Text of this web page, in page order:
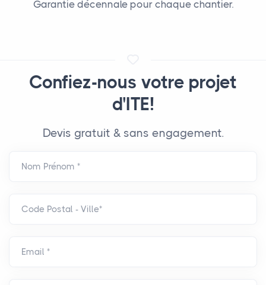
Garantie décennale pour chaque chantier.
Confiez-nous votre projet
d'ITE!
Devis gratuit & sans engagement.
Nom Prénom *
Code Postal - Ville*
Email *